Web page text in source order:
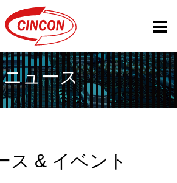
ニュース
ス & イベント